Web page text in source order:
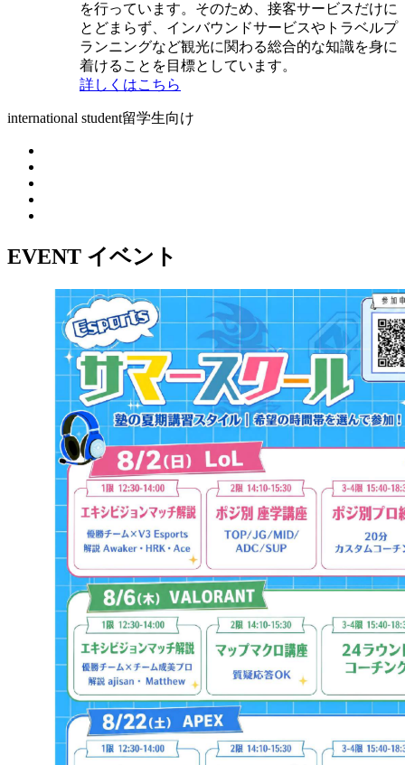
を行っています。そのため、接客サービスだけに
とどまらず、インバウンドサービスやトラベルプ
ランニングなど観光に関わる総合的な知識を身に
着けることを目標としています。
詳しくはこちら
international student留学生向け
EVENT イベント